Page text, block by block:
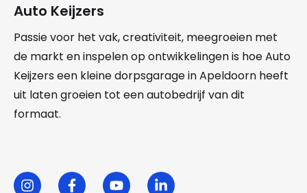
Auto Keijzers
Passie voor het vak, creativiteit, meegroeien met
de markt en inspelen op ontwikkelingen is hoe Auto
Keijzers een kleine dorpsgarage in Apeldoorn heeft
uit laten groeien tot een autobedrijf van dit
formaat.